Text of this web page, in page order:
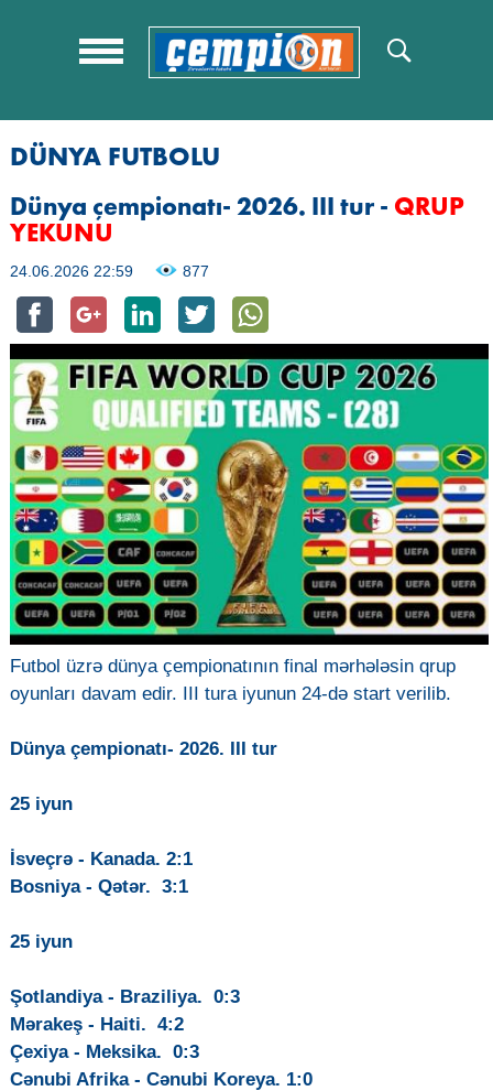
DÜNYA FUTBOLU
Dünya çempionatı- 2026. III tur- QRUP
YEKUNU
24.06.2026 22:59 877
Futbol üzrə dünya çempionatının final mərhələsin qrup
oyunları davam edir. III tura iyunun 24-də start verilib.
Dünya çempionatı- 2026. III tur
25 iyun
İsveçrə - Kanada. 2:1
Bosniya - Qətər. 3:1
25 iyun
Şotlandiya - Braziliya. 0:3
Mərakeş - Haiti. 4:2
Çexiya - Meksika. 0:3
Cənubi Afrika - Cənubi Koreya. 1:0